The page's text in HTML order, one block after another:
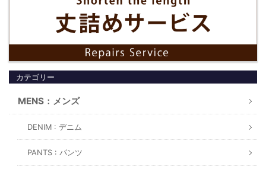
カテゴリー
MENS：メンズ
DENIM : デニム
PANTS : パンツ